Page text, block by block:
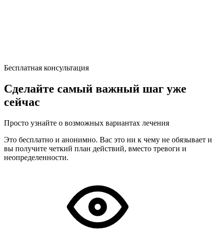
Бесплатная консультация
Сделайте самый важный шаг уже
сейчас
Просто узнайте о возможных вариантах лечения
Это бесплатно и анонимно. Вас это ни к чему не обязывает и
вы получите четкий план действий, вместо тревоги и
неопределенности.